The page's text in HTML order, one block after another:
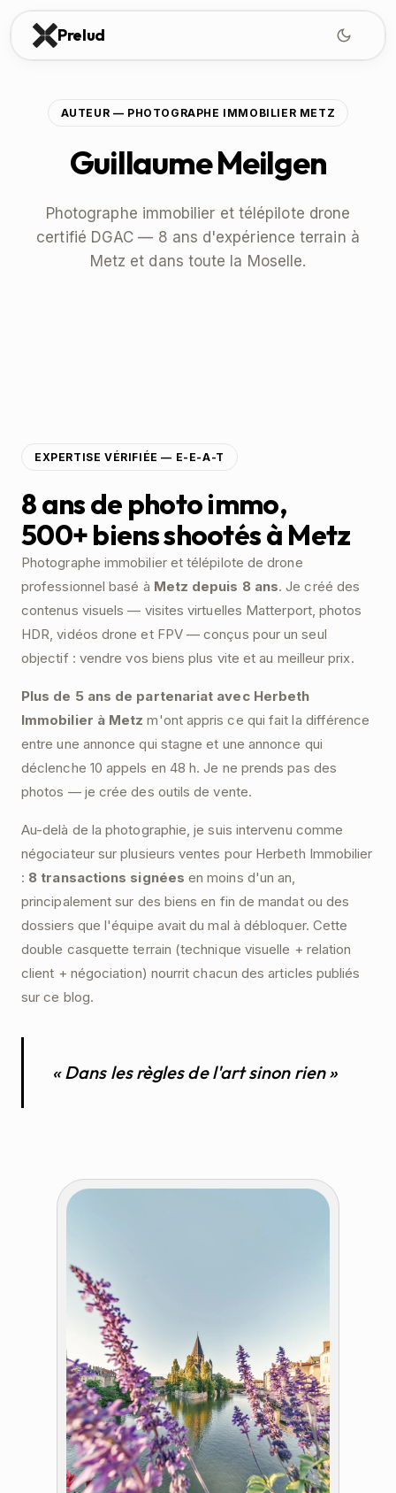
Prelud
AUTEUR — PHOTOGRAPHE IMMOBILIER METZ
Guillaume Meilgen
Photographe immobilier et télépilote drone
certifié DGAC — 8 ans d'expérience terrain à
Metz et dans toute la Moselle.
EXPERTISE VÉRIFIÉE — E-E-A-T
8 ans de photo immo,
500+ biens shootés à Metz
Photographe immobilier et télépilote de drone
professionnel basé à Metz depuis 8 ans. Je créé des
contenus visuels — visites virtuelles Matterport, photos
HDR, vidéos drone et FPV — conçus pour un seul
objectif : vendre vos biens plus vite et au meilleur prix.
Plus de 5 ans de partenariat avec Herbeth
Immobilier à Metz m'ont appris ce qui fait la différence
entre une annonce qui stagne et une annonce qui
déclenche 10 appels en 48 h. Je ne prends pas des
photos — je crée des outils de vente.
Au-delà de la photographie, je suis intervenu comme
négociateur sur plusieurs ventes pour Herbeth Immobilier
: 8 transactions signées en moins d'un an,
principalement sur des biens en fin de mandat ou des
dossiers que l'équipe avait du mal à débloquer. Cette
double casquette terrain (technique visuelle + relation
client + négociation) nourrit chacun des articles publiés
sur ce blog.
« Dans les règles de l'art sinon rien »